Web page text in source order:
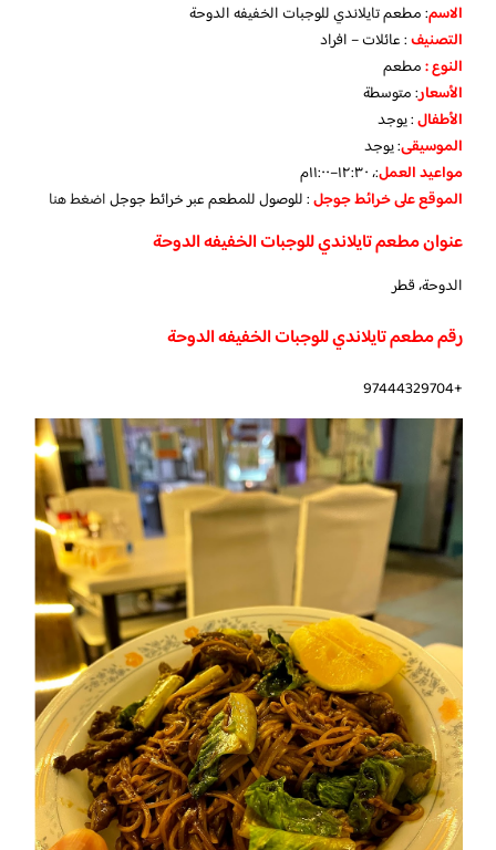
الاسم: مطعم تايلاندي للوجبات الخفيفه الدوحة
التصنيف: عائلات – افراد
النوع :مطعم
الأسعار:متوسطة
الأطفال:يوجد
الموسيقى:يوجد
مواعيد العمل:، ١٢:٣٠–١١:٠٠م
الموقع على خرائط جوجل: للوصول للمطعم عبر خرائط جوجلاضغط هنا
عنوان مطعم تايلاندي للوجبات الخفيفه الدوحة
الدوحة، قطر
رقم مطعم تايلاندي للوجبات الخفيفه الدوحة
+97444329704